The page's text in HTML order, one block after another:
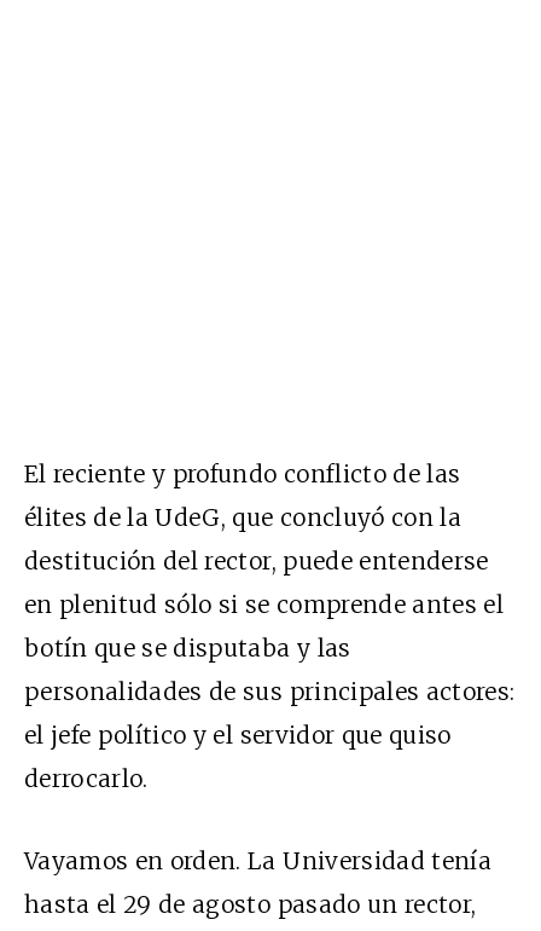
El reciente y profundo conflicto de las
élites de la UdeG, que concluyó con la
destitución del rector, puede entenderse
en plenitud sólo si se comprende antes el
botín que se disputaba y las
personalidades de sus principales actores:
el jefe político y el servidor que quiso
derrocarlo.
Vayamos en orden. La Universidad tenía
hasta el 29 de agosto pasado un rector,